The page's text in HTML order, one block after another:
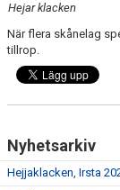
Hejar klacken
När flera skånelag
tillrop.
Nyhetsarkiv
Hejjaklacken, Irsta